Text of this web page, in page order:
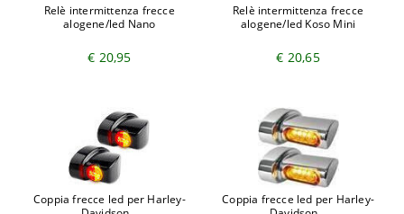
Relè intermittenza frecce
alogene/led Nano
€ 20,95
Relè intermittenza frecce
alogene/led Koso Mini
€ 20,65
Coppia frecce led per Harley-
Coppia frecce led per Harley-